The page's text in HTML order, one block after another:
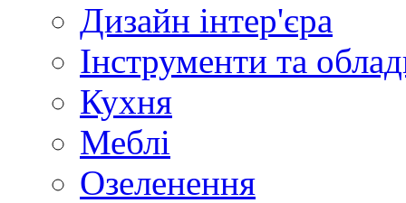
Дизайн інтер'єра
Інструменти та
Кухня
Меблі
Озеленення